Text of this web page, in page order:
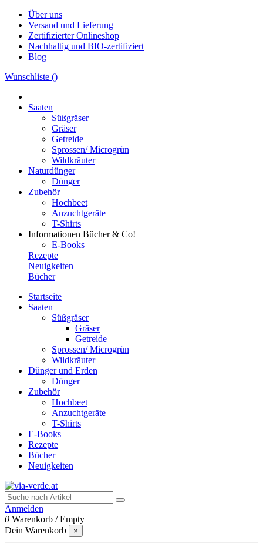
Über uns
Versand und Lieferung
Zertifizierter Onlineshop
Nachhaltig und BIO-zertifiziert
Blog
Wunschliste ()
Saaten
Süßgräser
Gräser
Getreide
Sprossen/ Microgrün
Wildkräuter
Naturdünger
Dünger
Zubehör
Hochbeet
Anzuchtgeräte
T-Shirts
Informationen Bücher & Co!
E-Books
Rezepte
Neuigkeiten
Bücher
Startseite
Saaten
Süßgräser
Gräser
Getreide
Sprossen/ Microgrün
Wildkräuter
Dünger und Erden
Dünger
Zubehör
Hochbeet
Anzuchtgeräte
T-Shirts
E-Books
Rezepte
Bücher
Neuigkeiten
Anmelden
0 Warenkorb /Empty
Dein Warenkorb
×